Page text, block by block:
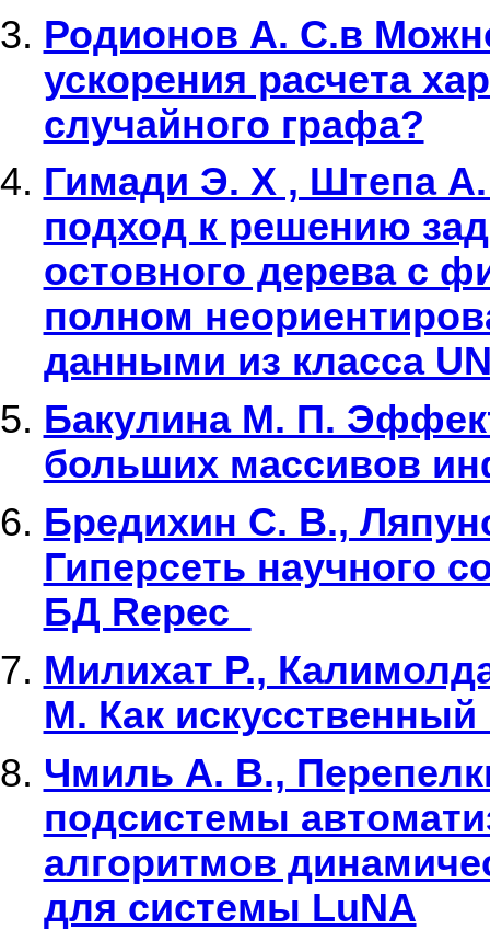
Родионов А. С.в
ускорения расчета
случайного графа?
Гимади Э. X , Штепа
подход к решению
остовного дерева с
полном
данными из класса
Бакулина М. П.
больших массивов
Бредихин С. В.,
Гиперсеть научного
БД Repec
Милихат Р.,
М. Как искусственный
Чмиль А. В.,
подсистемы
алгоритмов
для системы LuNA